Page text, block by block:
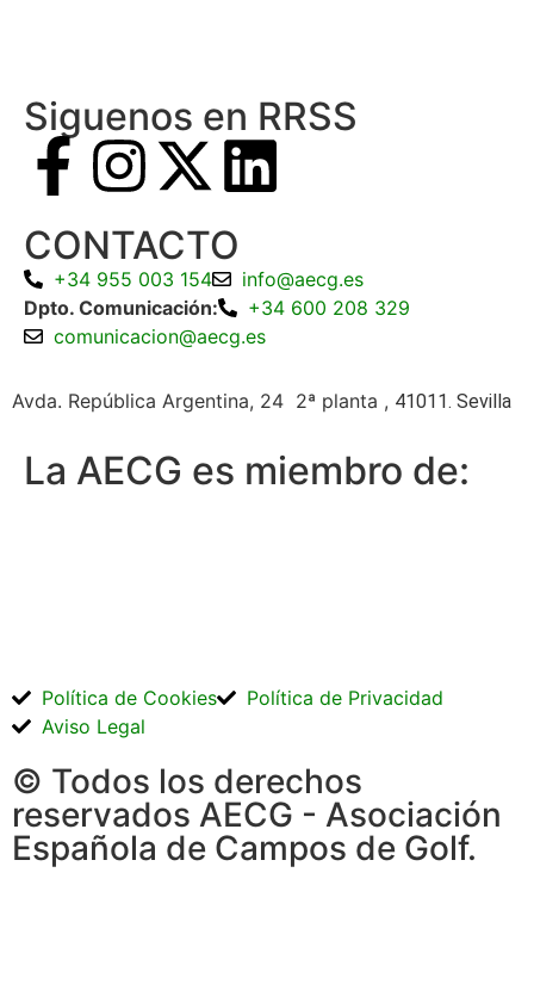
Siguenos en RRSS
CONTACTO
+34 955 003 154
info@aecg.es
Dpto. Comunicación:
+34 600 208 329
comunicacion@aecg.es
Avda. República Argentina, 24 2ª planta , 41011. Sevilla
La AECG es miembro de:
© Todos los derechos
reservados AECG - Asociación
Española de Campos de Golf.
Política de Cookies
Política de Privacidad
Aviso Legal